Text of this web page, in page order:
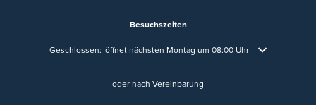
Besuchszeiten
Klicken, um weitere Öffnungs- oder Schließzeiten auszublenden
Geschlossen: öffnet nächsten Montag um 08:00 Uhr
oder nach Vereinbarung